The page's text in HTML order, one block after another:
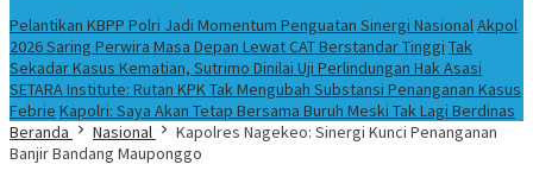
Pelantikan KBPP Polri Jadi Momentum Penguatan Sinergi NasionalAkpol
2026 Saring Perwira Masa Depan Lewat CAT Berstandar Tinggi Tak
Sekadar Kasus Kematian, Sutrimo Dinilai Uji Perlindungan Hak Asasi
SETARA Institute: Rutan KPK Tak Mengubah Substansi Penanganan Kasus
Febrie Kapolri: Saya Akan Tetap Bersama Buruh Meski Tak Lagi Berdinas
Beranda
Nasional
Kapolres Nagekeo: Sinergi Kunci Penanganan
Banjir Bandang Mauponggo